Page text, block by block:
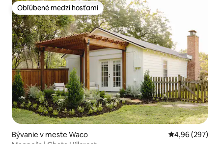
Obľúbené medzi hosťami
Obľúbené medzi hosťami
Bývanie v meste Waco Priemerné
4,96 (297)